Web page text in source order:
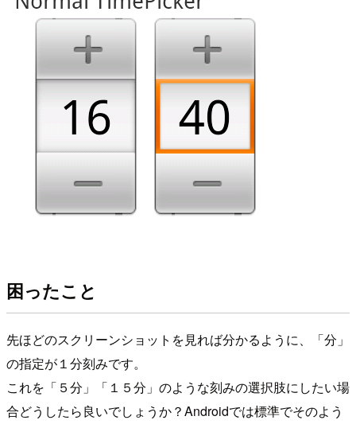
困ったこと
先ほどのスクリーンショットを見れば分かるように、「分」
の指定が１分刻みです。
これを「５分」「１５分」のような刻みの選択肢にしたい場
合どうしたら良いでしょうか？Androidでは標準でそのよう